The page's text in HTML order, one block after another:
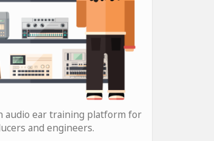
audio ear training platform for
and engineers.